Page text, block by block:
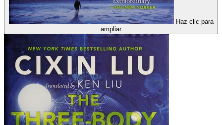
Haz clic para
ampliar